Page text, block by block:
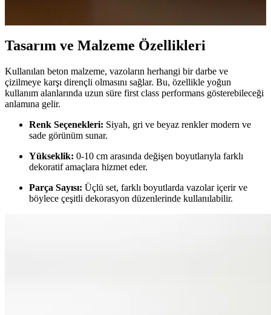
Tasarım ve Malzeme Özellikleri
Kullanılan beton malzeme, vazoların herhangi bir darbe ve
çizilmeye karşı dirençli olmasını sağlar. Bu, özellikle yoğun
kullanım alanlarında uzun süre first class performans gösterebileceği
anlamına gelir.
Renk Seçenekleri: Siyah, gri ve beyaz renkler modern ve
sade görünüm sunar.
Yükseklik: 0-10 cm arasında değişen boyutlarıyla farklı
dekoratif amaçlara hizmet eder.
Parça Sayısı: Üçlü set, farklı boyutlarda vazolar içerir ve
böylece çeşitli dekorasyon düzenlerinde kullanılabilir.